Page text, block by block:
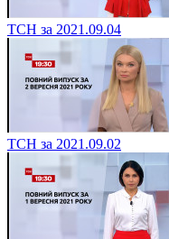
ТСН за 2021.09.04
ТСН за 2021.09.02